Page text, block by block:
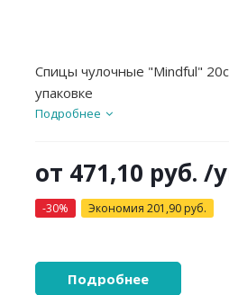
Спицы чулочные "Mindful"
упаковке
Подробнее
от 471,10 руб. /
-30% Экономия 201,90 руб.
Подробнее